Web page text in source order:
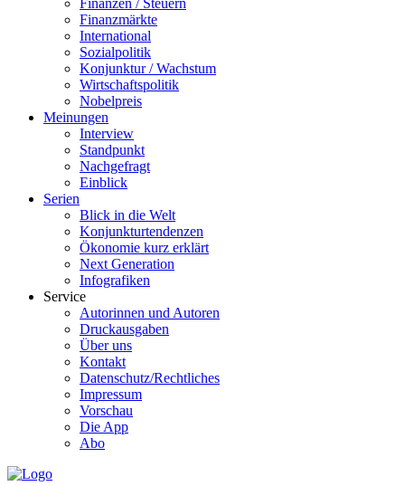
Finanzen / Steuern
Finanzmärkte
International
Sozialpolitik
Konjunktur / Wachstum
Wirtschaftspolitik
Nobelpreis
Meinungen
Interview
Standpunkt
Nachgefragt
Einblick
Serien
Blick in die Welt
Konjunkturtendenzen
Ökonomie kurz erklärt
Next Generation
Infografiken
Service
Autorinnen und Autoren
Druckausgaben
Über uns
Kontakt
Datenschutz/Rechtliches
Impressum
Vorschau
Die App
Abo